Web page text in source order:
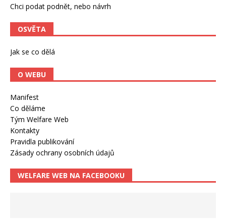
Chci podat podnět, nebo návrh
OSVĚTA
Jak se co dělá
O WEBU
Manifest
Co děláme
Tým Welfare Web
Kontakty
Pravidla publikování
Zásady ochrany osobních údajů
WELFARE WEB NA FACEBOOKU